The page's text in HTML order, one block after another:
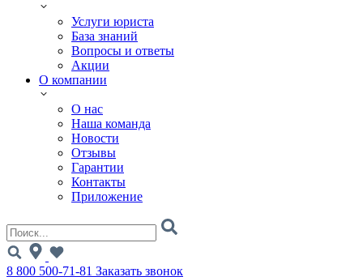
Услуги юриста
База знаний
Вопросы и ответы
Акции
О компании
О нас
Наша команда
Новости
Отзывы
Гарантии
Контакты
Приложение
8 800 500-71-81 Заказать звонок